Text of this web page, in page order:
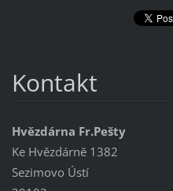
Kontakt
Hvězdárna Fr.Pešty
Ke Hvězdárně 1382
Sezimovo Ústí